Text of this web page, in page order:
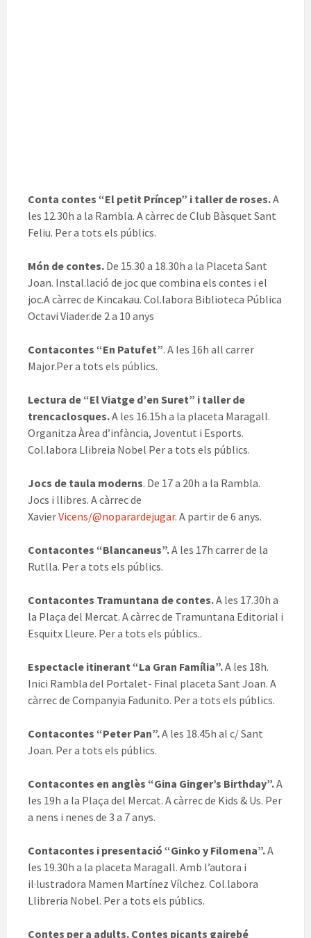
Conta contes “El petit Príncep” i taller de roses.A
les 12.30h a la Rambla. A càrrec de Club Bàsquet Sant
Feliu. Per a tots els públics.
Món de contes. De 15.30 a 18.30h a la Placeta Sant
Joan. Instal.lació de joc que combina els contes i el
joc.A càrrec de Kincakau. Col.labora Biblioteca Pública
Octavi Viader.de 2 a 10 anys
Contacontes “En Patufet”. A les 16h all carrer
Major.Per a tots els públics.
Lectura de “El Viatge d’en Suret” i taller de
trencaclosques.A les 16.15h a la placeta Maragall.
Organitza Àrea d’infància, Joventut i Esports.
Col.labora Llibreia Nobel Per a tots els públics.
Jocs de taula moderns. De 17 a 20h a la Rambla.
Jocs i llibres. A càrrec de
XavierVicens/@noparardejugar. A partir de 6 anys.
Contacontes “Blancaneus”.A les 17h carrer de la
Rutlla. Per a tots els públics.
Contacontes Tramuntana de contes.A les 17.30h a
la Plaça del Mercat. A càrrec de Tramuntana Editorial i
Esquitx Lleure. Per a tots els públics..
Espectacle itinerant “La Gran Família”.A les 18h.
Inici Rambla del Portalet- Final placeta Sant Joan. A
càrrec de Companyia Fadunito. Per a tots els públics.
Contacontes “Peter Pan”.A les 18.45h al c/ Sant
Joan. Per a tots els públics.
Contacontes en anglès “Gina Ginger’s Birthday”.A
les 19h a la Plaça del Mercat. A càrrec de Kids & Us. Per
a nens i nenes de 3 a 7 anys.
Contacontes i presentació “Ginko y Filomena”.A
les 19.30h a la placeta Maragall. Amb l’autora i
il·lustradora Mamen Martínez Vílchez. Col.labora
Llibreria Nobel. Per a tots els públics.
Contes per a adults. Contes picants gairebé